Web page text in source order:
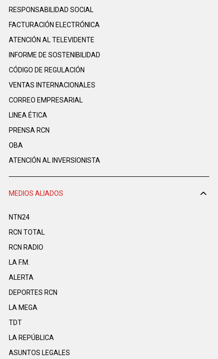
RESPONSABILIDAD SOCIAL
FACTURACIÓN ELECTRÓNICA
ATENCIÓN AL TELEVIDENTE
INFORME DE SOSTENIBILIDAD
CÓDIGO DE REGULACIÓN
VENTAS INTERNACIONALES
CORREO EMPRESARIAL
LINEA ÉTICA
PRENSA RCN
OBA
ATENCIÓN AL INVERSIONISTA
MEDIOS ALIADOS
NTN24
RCN TOTAL
RCN RADIO
LA F.M.
ALERTA
DEPORTES RCN
LA MEGA
TDT
LA REPÚBLICA
ASUNTOS LEGALES